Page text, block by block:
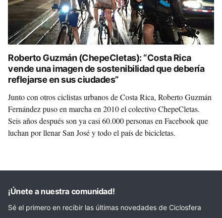
Roberto Guzmán (ChepeCletas): “Costa Rica
vende una imagen de sostenibilidad que debería
reflejarse en sus ciudades”
Junto con otros ciclistas urbanos de Costa Rica, Roberto Guzmán
Fernández puso en marcha en 2010 el colectivo ChepeCletas.
Seis años después son ya casi 60.000 personas en Facebook que
luchan por llenar San José y todo el país de bicicletas.
¡Únete a nuestra comunidad!
Sé el primero en recibir las últimas novedades de Ciclosfera